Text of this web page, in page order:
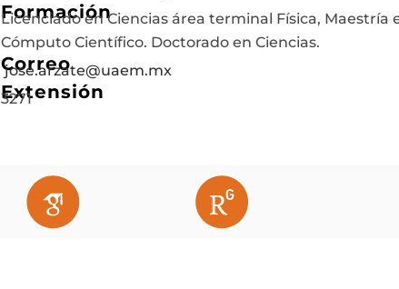
Formación
Licenciado en Ciencias área terminal Física,
Cómputo Científico. Doctorado en Ciencias.
Correo
jose.arzate@uaem.mx
Extensión
3271